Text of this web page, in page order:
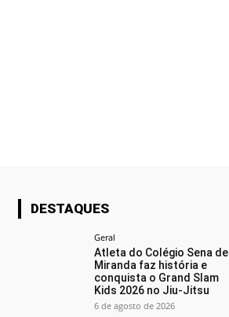
DESTAQUES
Geral
Atleta do Colégio Sena de
Miranda faz história e
conquista o Grand Slam
Kids 2026 no Jiu-Jitsu
6 de agosto de 2026